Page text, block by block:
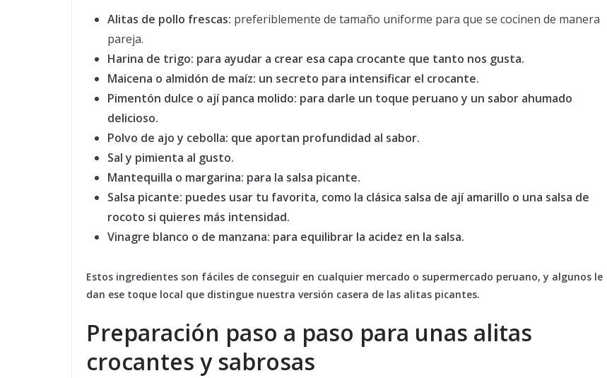
Alitas de pollo frescas: preferiblemente de tamaño uniforme para que se cocinen de manera
pareja.
Harina de trigo: para ayudar a crear esa capa crocante que tanto nos gusta.
Maicena o almidón de maíz: un secreto para intensificar el crocante.
Pimentón dulce o ají panca molido: para darle un toque peruano y un sabor ahumado
delicioso.
Polvo de ajo y cebolla: que aportan profundidad al sabor.
Sal y pimienta al gusto.
Mantequilla o margarina: para la salsa picante.
Salsa picante: puedes usar tu favorita, como la clásica salsa de ají amarillo o una salsa de
rocoto si quieres más intensidad.
Vinagre blanco o de manzana: para equilibrar la acidez en la salsa.
Estos ingredientes son fáciles de conseguir en cualquier mercado o supermercado peruano, y algunos le
dan ese toque local que distingue nuestra versión casera de las alitas picantes.
Preparación paso a paso para unas alitas
crocantes y sabrosas